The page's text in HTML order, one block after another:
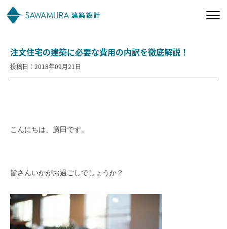
私たちの想い
会社案内
オーナー様向け
注文住宅の建築に必要な費用の内訳を徹底解説！
投稿日：2018年09月21日
こんにちは、廣田です。
皆さんいかがお過ごしでしょうか？